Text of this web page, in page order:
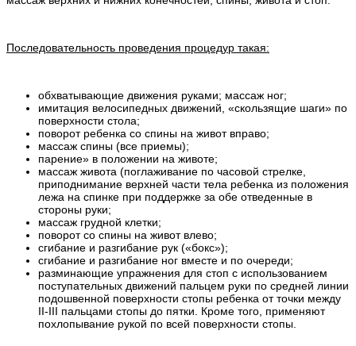
Последовательность проведения процедур такая:
обхватывающие движения руками; массаж ног;
имитация велосипедных движений, «скользящие шаги» по
поверхности стола;
поворот ребенка со спины на живот вправо;
массаж спины (все приемы);
парение» в положении на животе;
массаж живота (поглаживание по часовой стрелке,
приподнимание верхней части тела ребенка из положения
лежа на спинке при поддержке за обе отведенные в
стороны руки;
массаж грудной клетки;
поворот со спины на живот влево;
сгибание и разгибание рук («бокс»);
сгибание и разгибание ног вместе и по очереди;
разминающие упражнения для стоп с использованием
поступательных движений пальцем руки по средней линии
подошвенной поверхности стопы ребенка от точки между
II-III пальцами стопы до пятки. Кроме того, применяют
похлопывание рукой по всей поверхности стопы.